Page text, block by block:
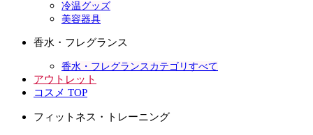
冷温グッズ
美容器具
香水・フレグランス
香水・フレグランスカテゴリすべて
アウトレット
コスメ TOP
フィットネス・トレーニング